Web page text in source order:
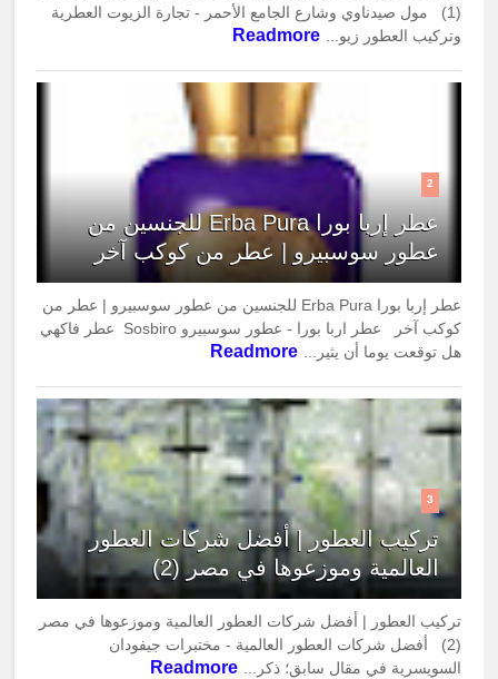
(1) مول صيدناوي وشارع الجامع الأحمر - تجارة الزيوت العطرية
وتركيب العطور زيو... Readmore
2
عطر إربا بورا Erba Pura للجنسين من
عطور سوسبيرو | عطر من كوكب آخر
عطر إربا بورا Erba Pura للجنسين من عطور سوسبيرو | عطر من
كوكب آخر عطر اربا بورا - عطور سوسبيرو Sosbiro عطر فاكهي
هل توقعت يوما أن يثير... Readmore
3
تركيب العطور | أفضل شركات العطور
العالمية وموزعوها في مصر (2)
تركيب العطور | أفضل شركات العطور العالمية وموزعوها في مصر
(2) أفضل شركات العطور العالمية - مختبرات جيفودان
السويسرية في مقال سابق؛ ذكر... Readmore